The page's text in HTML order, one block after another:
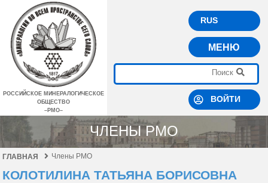
РОССИЙСКОЕ МИНЕРАЛОГИЧЕСКОЕ
ОБЩЕСТВО
–РМО–
RUS
МЕНЮ
ВОЙТИ
ЧЛЕНЫ РМО
ГЛАВНАЯ Члены РМО
КОЛОТИЛИНА ТАТЬЯНА БОРИСОВНА